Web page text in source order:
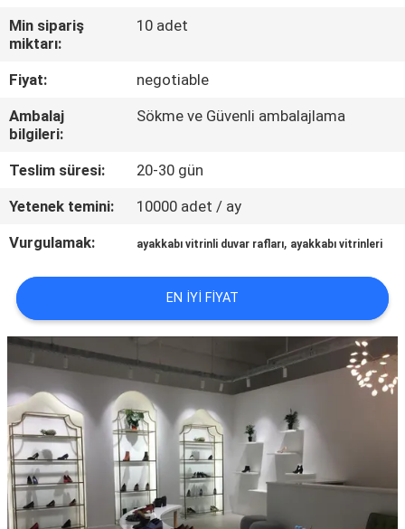
KALITE
KONTROL
ULAŞIN
BIR
TEKLIF
ISTEĞI
SITE
HARITASI
PRIVACY
POLICY
Min sipariş
miktarı:
10 adet
Fiyat:
negotiable
Ambalaj
bilgileri:
Sökme ve Güvenli ambalajlama
Teslim süresi:
20-30 gün
Yetenek temini:
10000 adet / ay
Vurgulamak:
ayakkabı vitrinli duvar rafları, ayakkabı vitrinleri
EN IYI FIYAT